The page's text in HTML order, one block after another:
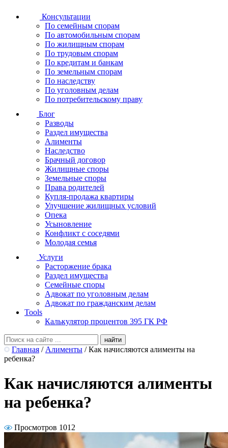
Консультации
По семейным спорам
По автомобильным спорам
По жилищным спорам
По трудовым спорам
По кредитам и банкам
По земельным спорам
По наследству
По уголовным делам
По потребительскому праву
Блог
Разводы
Раздел имущества
Алименты
Наследство
Брачный договор
Жилищные споры
Земельные споры
Права родителей
Купля-продажа квартиры
Улучшение жилищных условий
Опека
Усыновление
Конфликт с соседями
Молодая семья
Услуги
Расторжение брака
Раздел имущества
Семейные споры
Адвокат по уголовным делам
Адвокат по гражданским делам
Tools
Калькулятор процентов 395 ГК РФ
Главная / Алименты / Как начисляются алименты на
ребенка?
Как начисляются алименты
на ребенка?
Просмотров 1012